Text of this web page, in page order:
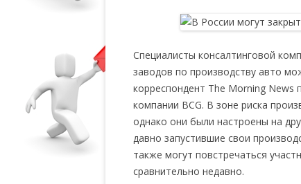
Специалисты консалтинговой
заводов по производству авто
корреспондент The Morning News
компании BCG. В зоне риска
однако они были настроены на
давно запустившие свои
также могут повстречаться
сравнительно недавно.